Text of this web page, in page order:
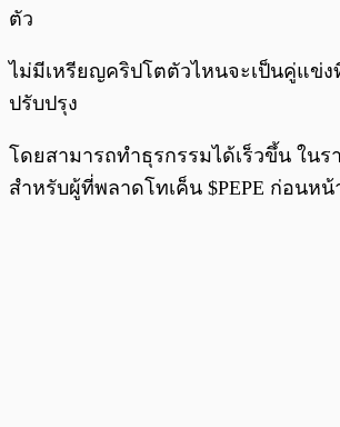
ตัว
ไม่มีเหรียญคริปโตตัวไหนจะเป็นคู่แข่ง
ปรับปรุง
โดยสามารถทำธุรกรรมได้เร็วขึ้น ใน
สำหรับผู้ที่พลาดโทเค็น $PEPE ก่อนห